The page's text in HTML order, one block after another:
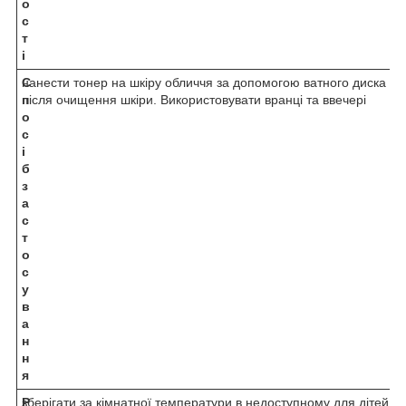
о
с
т
і
С
п
о
с
і
б
з
а
с
т
о
с
у
в
а
н
н
я
нанести тонер на шкіру обличчя за допомогою ватного диска
після очищення шкіри. Використовувати вранці та ввечері
Р
зберігати за кімнатної температури в недоступному для дітей